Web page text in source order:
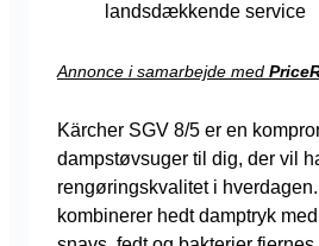
landsdækkende service
Annonce i samarbejde med
Kärcher SGV 8/5 er en
dampstøvsuger til dig, der vil
rengøringskvalitet i
kombinerer hedt damptryk